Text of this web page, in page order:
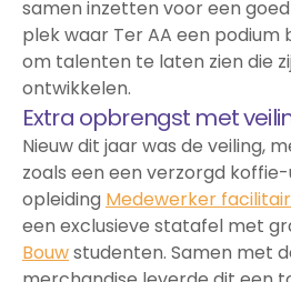
samen inzetten voor een
plek waar Ter AA een
om talenten te laten zien die
ontwikkelen.
Extra opbrengst met
Nieuw dit jaar was de veiling,
zoals een een verzorgd
opleiding Medewerker
een exclusieve statafel met
Bouwstudenten. Samen met